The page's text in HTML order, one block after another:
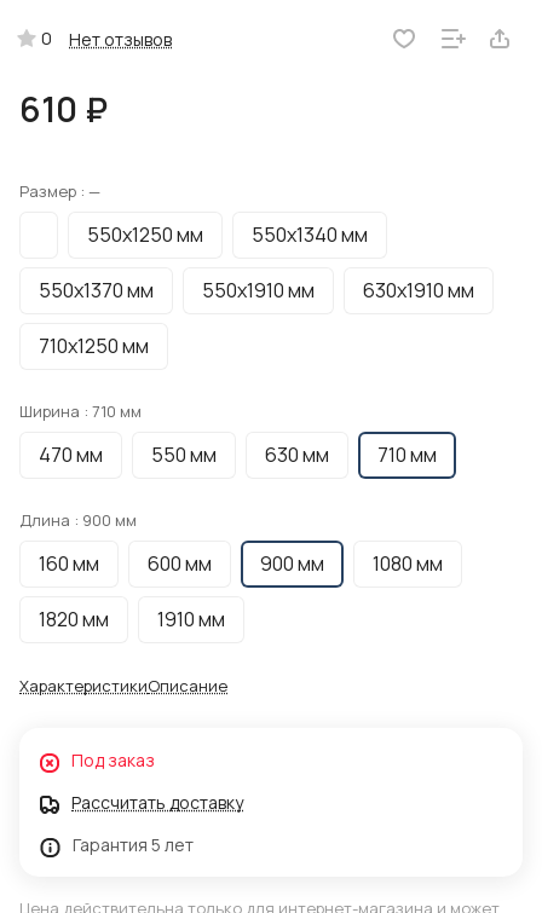
0 Нет отзывов
610 ₽
Размер : —
550х1250 мм 550х1340 мм
550х1370 мм 550х1910 мм 630х1910 мм
710х1250 мм
Ширина : 710 мм
470 мм 550 мм 630 мм 710 мм
Длина : 900 мм
160 мм 600 мм 900 мм 1080 мм
1820 мм 1910 мм
ХарактеристикиОписание
Под заказ
Рассчитать доставку
Гарантия 5 лет